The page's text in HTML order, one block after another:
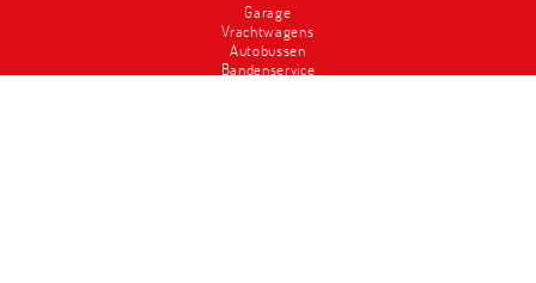
Garage
Vrachtwagens
Autobussen
Bandenservice